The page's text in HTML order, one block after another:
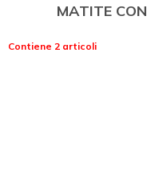
MATITE
Contiene 2 articoli